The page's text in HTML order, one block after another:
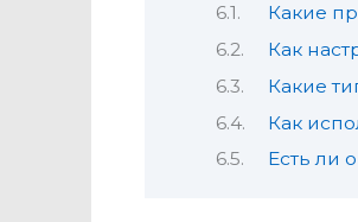
Какие
Как
Какие
Как
Есть ли